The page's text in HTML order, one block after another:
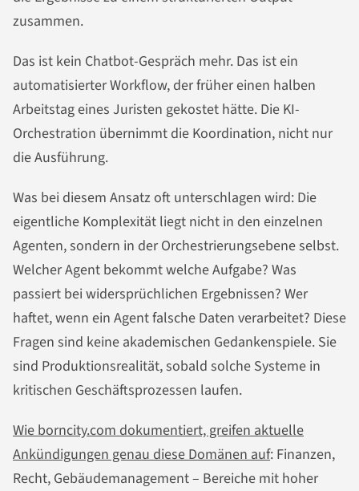
zusammen.
Das ist kein Chatbot-Gespräch mehr. Das ist ein
automatisierter Workflow, der früher einen halben
Arbeitstag eines Juristen gekostet hätte. Die KI-
Orchestration übernimmt die Koordination, nicht nur
die Ausführung.
Was bei diesem Ansatz oft unterschlagen wird: Die
eigentliche Komplexität liegt nicht in den einzelnen
Agenten, sondern in der Orchestrierungsebene selbst.
Welcher Agent bekommt welche Aufgabe? Was
passiert bei widersprüchlichen Ergebnissen? Wer
haftet, wenn ein Agent falsche Daten verarbeitet? Diese
Fragen sind keine akademischen Gedankenspiele. Sie
sind Produktionsrealität, sobald solche Systeme in
kritischen Geschäftsprozessen laufen.
Wie borncity.com dokumentiert, greifen aktuelle
Ankündigungen genau diese Domänen auf: Finanzen,
Recht, Gebäudemanagement – Bereiche mit hoher